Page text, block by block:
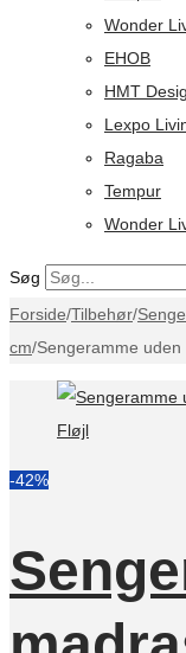
Wonder
EHOB
HMT
Lexpo
Ragaba
Tempur
Wonder
Søg
Forside/Tilbehør/
cm/Sengeramme
-42%